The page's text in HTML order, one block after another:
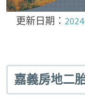
更新日期：
嘉義房地二